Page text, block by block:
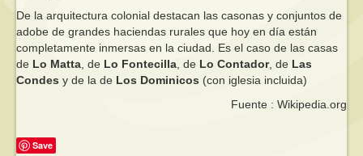
De la arquitectura colonial destacan las casonas y conjuntos de
adobe de grandes haciendas rurales que hoy en día están
completamente inmersas en la ciudad. Es el caso de las casas
de Lo Matta, de Lo Fontecilla, de Lo Contador, de Las
Condes y de la de Los Dominicos (con iglesia incluida)
Fuente : Wikipedia.org
Save